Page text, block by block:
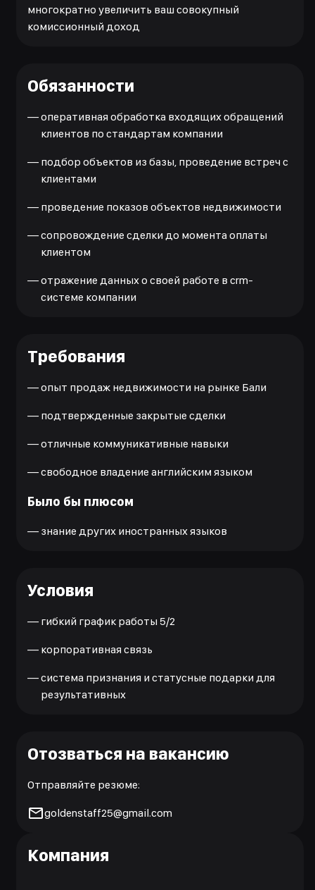
многократно увеличить ваш совокупный
комиссионный доход
Обязанности
—оперативная обработка входящих обращений
клиентов по стандартам компании
— подбор объектов из базы, проведение встреч с
клиентами
— проведение показов объектов недвижимости
—сопровождение сделки до момента оплаты
клиентом
—отражение данных о своей работе в crm-
системе компании
Требования
—опыт продаж недвижимости на рынке Бали
— подтвержденные закрытые сделки
—отличные коммуникативные навыки
—свободное владение английским языком
Было бы плюсом
— знание других иностранных языков
Условия
— гибкий график работы 5/2
— корпоративная связь
—система признания и статусные подарки для
результативных
Отозваться на вакансию
Отправляйте резюме:
goldenstaff25@gmail.com
Компания